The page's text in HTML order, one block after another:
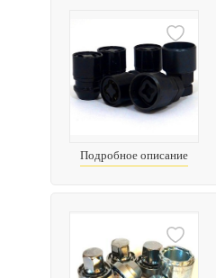
Подробное описание